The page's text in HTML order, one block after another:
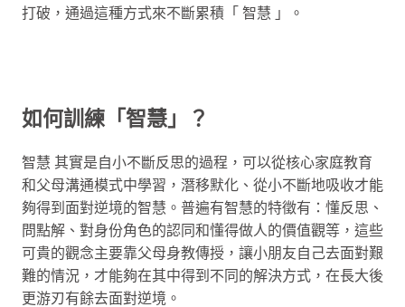
打破，通過這種方式來不斷累積「 智慧 」。
如何訓練 「智慧」 ？
智慧 其實是自小不斷反思的過程，可以從核心家庭教育
和父母溝通模式中學習，潛移默化、從小不斷地吸收才能
夠得到面對逆境的智慧。普遍有智慧的特徵有：懂反思、
問點解、對身份角色的認同和懂得做人的價值觀等，這些
可貴的觀念主要靠父母身教傳授，讓小朋友自己去面對艱
難的情況，才能夠在其中得到不同的解決方式，在長大後
更游刃有餘去面對逆境。